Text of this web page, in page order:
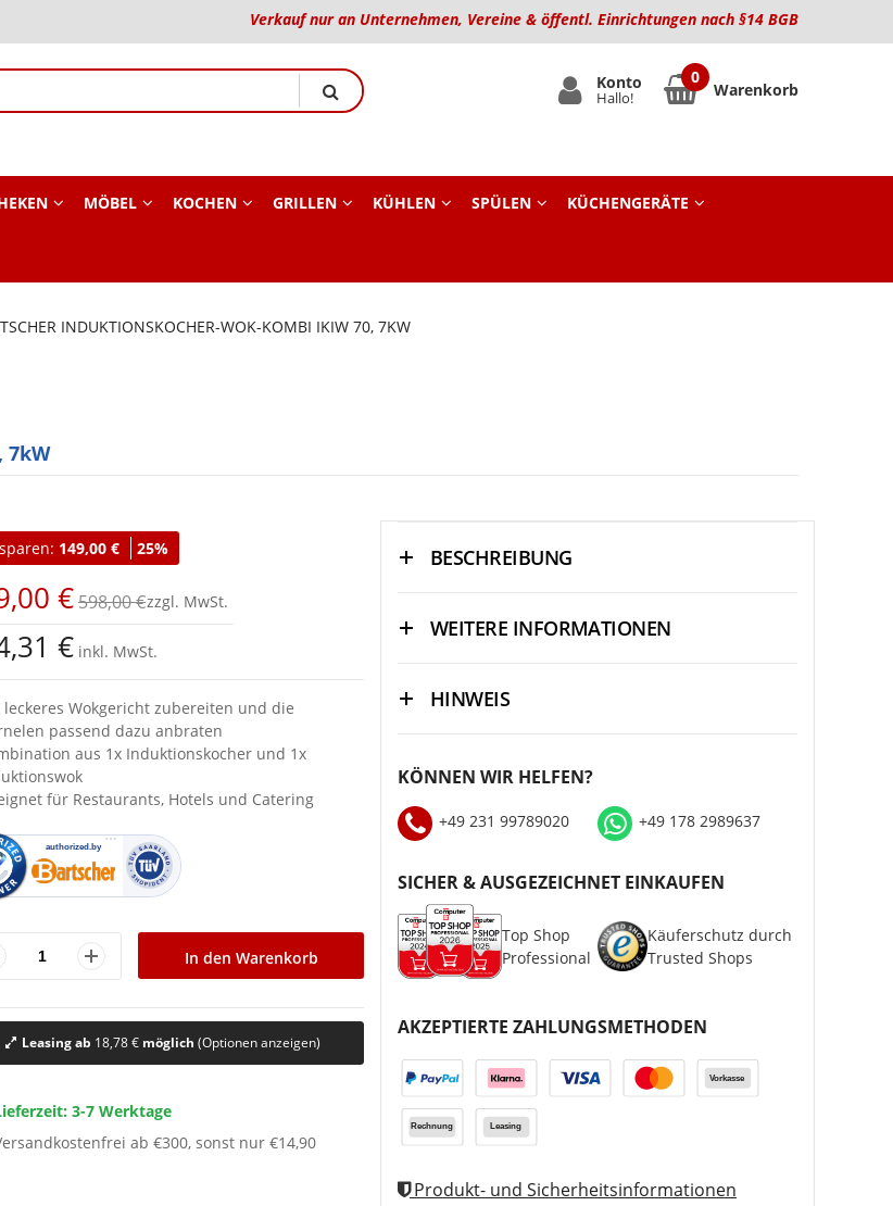
Verkauf nur an Unternehmen, Vereine & öffentl. Einrichtungen nach §14 BGB
Konto
Hallo! Warenkorb
MÖBEL KOCHEN GRILLEN KÜHLEN SPÜLEN KÜCHENGERÄTE
INDUKTIONSKOCHER-WOK-KOMBI IKIW 70, 7KW
7kW
149,00 € 25%
€598,00 €
€ inkl. MwSt.
leckeres Wokgericht zubereiten und die
passend dazu anbraten
aus 1x Induktionskocher und 1x
für Restaurants, Hotels und Catering
In den Warenkorb
Leasing ab 18,78 € möglich (Optionen anzeigen)
3-7 Werktage
ab €300, sonst nur €14,90
BESCHREIBUNG
WEITERE INFORMATIONEN
HINWEIS
KÖNNEN WIR HELFEN?
+49 231 99789020 +49 178 2989637
SICHER & AUSGEZEICHNET EINKAUFEN
Top Shop
Professional
Käuferschutz durch
Trusted Shops
AKZEPTIERTE ZAHLUNGSMETHODEN
Produkt- und Sicherheitsinformationen